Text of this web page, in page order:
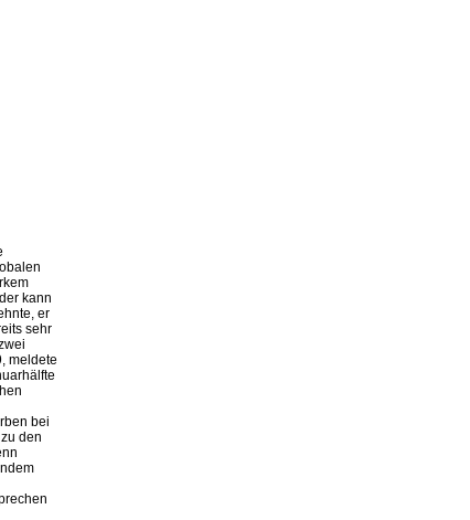
kann
er
sehr
meldete
bei
den